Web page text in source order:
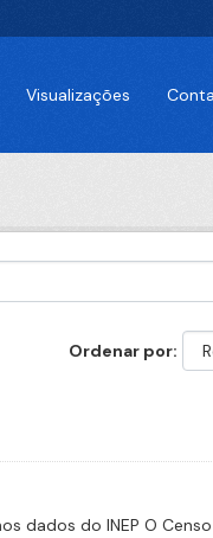
Visualizações
Ordenar por
dados do INEP O